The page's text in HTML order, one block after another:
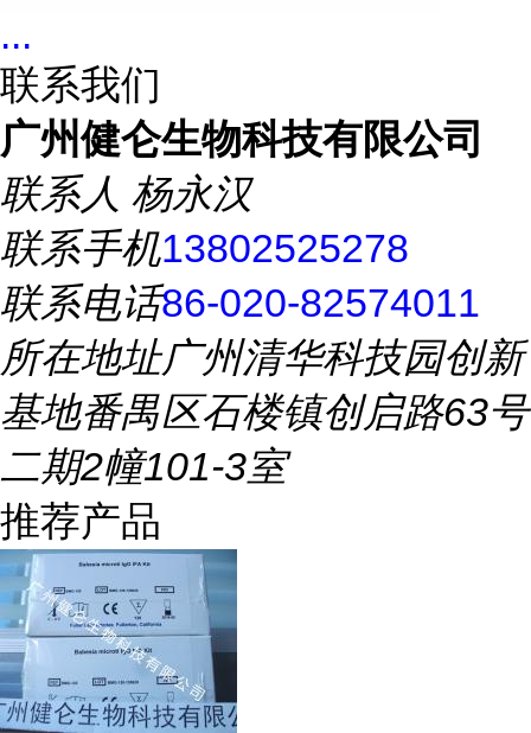
...
联系我们
广州健仑生物科技有限公司
联系人 杨永汉
联系手机13802525278
联系电话86-020-82574011
所在地址广州清华科技园创新
基地番禺区石楼镇创启路63号
二期2幢101-3室
推荐产品